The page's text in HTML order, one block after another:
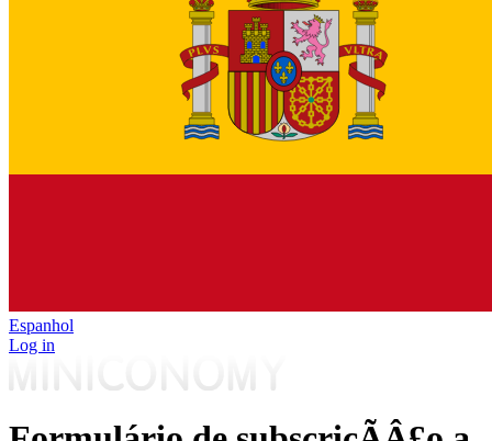
Espanhol
Log in